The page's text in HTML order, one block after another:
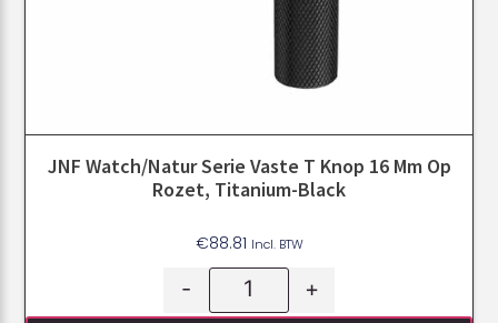
JNF Watch/Natur Serie Vaste T Knop 16 Mm Op
Rozet, Titanium-Black
€88.81 Incl. BTW
- +